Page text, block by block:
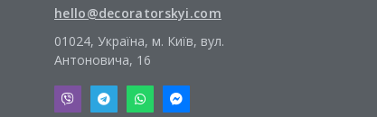
hello@decoratorskyi.com
01024, Україна, м. Київ, вул.
Антоновича, 16